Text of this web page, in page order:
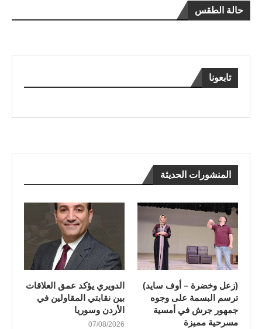
حالة الطقس
تابعونا
المنشورات الحديثة
(زعل وخضرة – أوف سايد)
ترسم البسمة على وجوه
جمهور جرش في أمسية
مسرحية مميزة
الدويري يؤكد عمق العلاقات
بين نقابتي المقاولين في
الأردن وسوريا
07/08/2026